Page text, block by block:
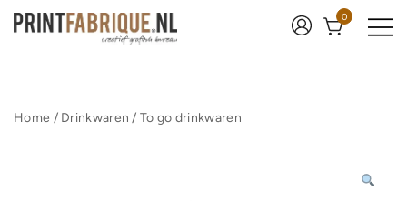
naar
0
Home / Drinkwaren /To go drinkwaren